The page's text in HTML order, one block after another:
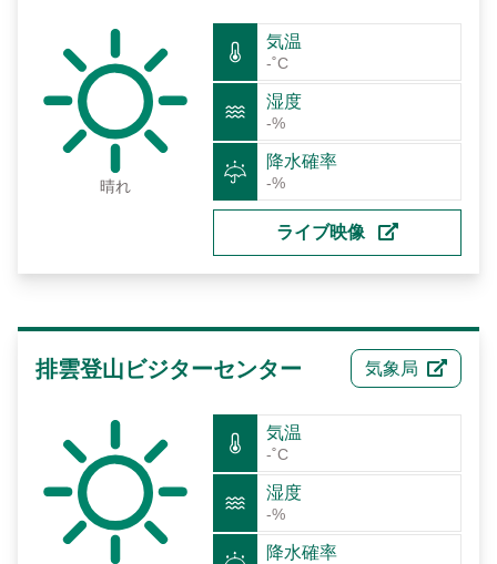
晴れ
気温
-˚C
湿度
-%
降水確率
-%
ライブ映像
排雲登山ビジターセンター 気象局
気温
-˚C
湿度
-%
降水確率